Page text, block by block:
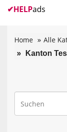
✔HELPads
Home Alle
Kanton